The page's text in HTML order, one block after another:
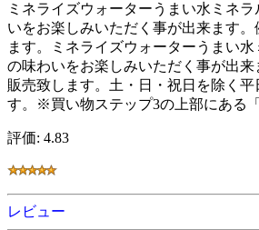
ミネライズウォーターうまい水ミネ
いをお楽しみいただく事が出来ます
ます。ミネライズウォーターうまい
の味わいをお楽しみいただく事が出
販売致します。土・日・祝日を除く
す。※買い物ステップ3の上部にある
評価: 4.83
レビュー